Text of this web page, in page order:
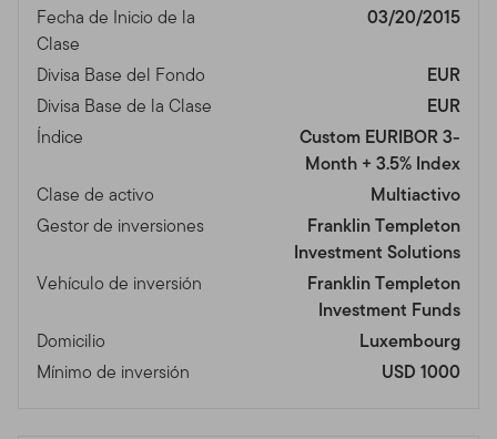
Fecha de Inicio de la
Clase
03/20/2015
Divisa Base del Fondo
EUR
Divisa Base de la Clase
EUR
Índice
Custom EURIBOR 3-
Month + 3.5% Index
Clase de activo
Multiactivo
Gestor de inversiones
Franklin Templeton
Investment Solutions
Vehículo de inversión
Franklin Templeton
Investment Funds
Domicilio
Luxembourg
Mínimo de inversión
USD 1000